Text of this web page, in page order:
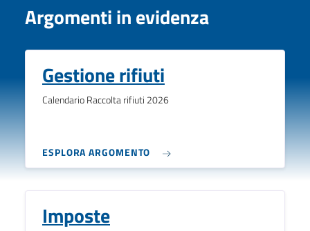
Argomenti in evidenza
Gestione rifiuti
Calendario Raccolta rifiuti 2026
ESPLORA ARGOMENTO
Imposte